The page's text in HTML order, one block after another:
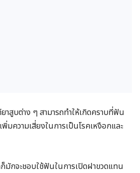
สูบต่าง ๆ สามารถทำให้เกิดคราบที่ฟัน
มความเสี่ยงในการเป็นโรคเหงือกและ
มักจะชอบใช้ฟันในการเปิดฝาขวดแทน